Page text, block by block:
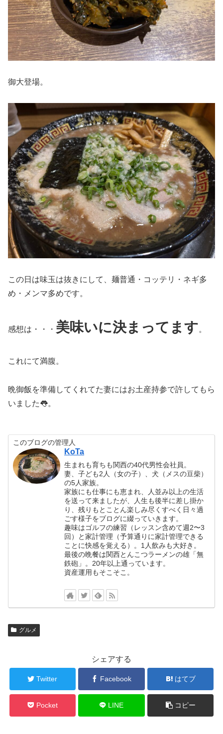
御大登場。
この日は味玉は抜きにして、麺普通・コッテリ・ネギ多
め・メンマ多めです。
感想は・・・ 美味いに決まってます。
これにて満腹。
晩御飯を準備してくれてた妻にはお土産持参で許してもら
いました👅。
このブログの管理人
KoTa
生まれも育ちも関西の40代男性会社員。
妻、子ども2人（女の子）、犬（メスの豆柴）
の5人家族。
家族にも仕事にも恵まれ、人並み以上の生活
を送って来ましたが、人生も後半に差し掛か
り、残りもとことん楽しみ尽くすべく日々過
ごす様子をブログに綴っていきます。
趣味はゴルフの練習（レッスン含めて週2〜3
回）と家計管理（予算通りに家計管理できる
ことに快感を覚える）。1人飲みも大好き。
最後の晩餐は関西とんこつラーメンの雄「無
鉄砲」。20年以上通っています。
資産運用もそこそこ。
グルメ
シェアする
Twitter Facebook はてブ
Pocket LINE コピー